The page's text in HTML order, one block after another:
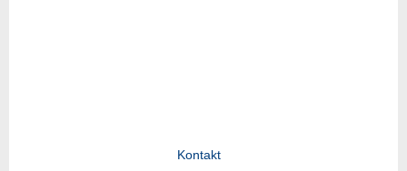
Kontakt